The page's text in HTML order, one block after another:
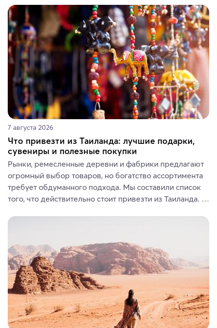
7 августа 2026
Что привезти из Таиланда: лучшие подарки,
сувениры и полезные покупки
Рынки, ремесленные деревни и фабрики предлагают
огромный выбор товаров, но богатство ассортимента
требует обдуманного подхода. Мы составили список
того, что действительно стоит привезти из Таиланда.
средства, одежду, украшения, предметы интерьера
где их купить.